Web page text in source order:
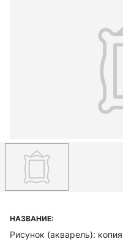
НАЗВАНИЕ:
Рисунок (акварель):